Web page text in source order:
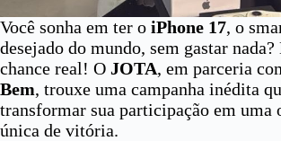
Você sonha em ter o iPhone 17, o
desejado do mundo, sem gastar nada?
chance real! O JOTA, em parceria
Bem, trouxe uma campanha inédita
transformar sua participação em uma
única de vitória.